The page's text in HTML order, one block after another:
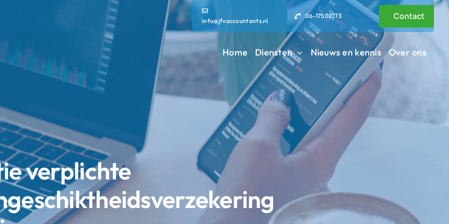
info@jfvaccountants.nl
06-17502773 Contact
Home Diensten Nieuws en kennis Over ons
verplichte